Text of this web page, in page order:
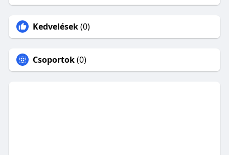
Kedvelések(0)
Csoportok(0)